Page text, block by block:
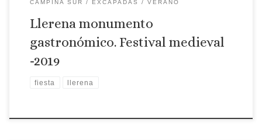
CAMPIÑA SUR EXCAPADAS VERANO
Llerena monumento
gastronómico. Festival medieval
-2019
fiesta llerena